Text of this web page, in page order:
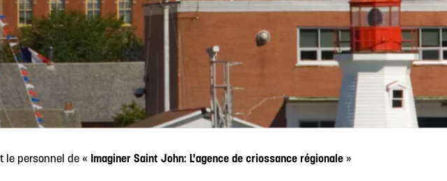
le personnel de « Imaginer Saint John: L'agence de criossance régionale »